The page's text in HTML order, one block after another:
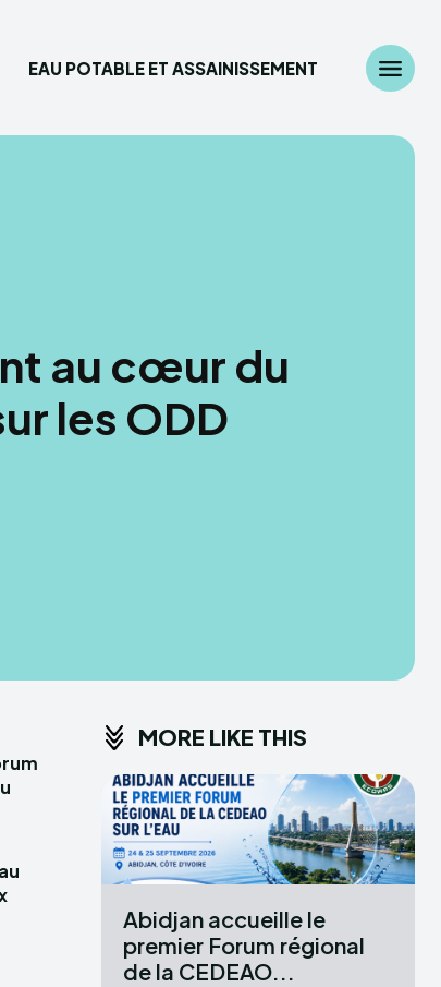
Assainissement
EAU POTABLE ET ASSAINISSEMENT
au cœur du
les ODD
MORE LIKE THIS
Abidjan accueille le
premier Forum régional
de la CEDEAO...